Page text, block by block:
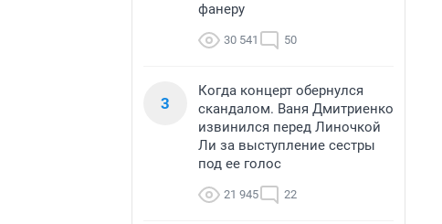
фанеру
30 541 50
3
Когда концерт обернулся
скандалом. Ваня Дмитриенко
извинился перед Линочкой
Ли за выступление сестры
под ее голос
21 945 22